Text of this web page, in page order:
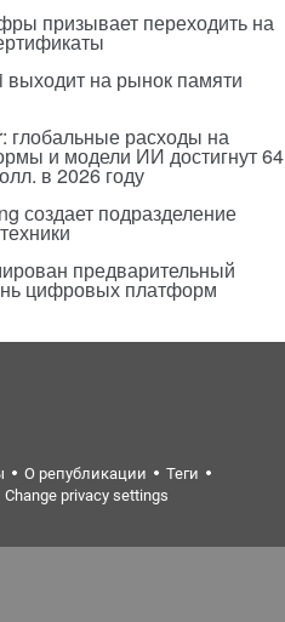
призывает переходить на
выходит на рынок памяти
глобальные расходы на
и модели ИИ достигнут 64
в 2026 году
создает подразделение
предварительный
цифровых платформ
О републикации
Теги
Change privacy settings